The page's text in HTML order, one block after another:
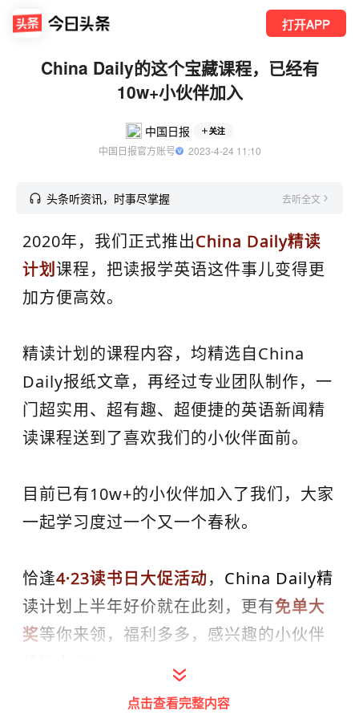
打开APP
China Daily的这个宝藏课程，已经有
10w+小伙伴加入
中国日报 关注
中国日报官方账号
  2023-4-24 11:10
头条听资讯，时事尽掌握 去听全文
2020年，我们正式推出China Daily精读
计划课程，把读报学英语这件事儿变得更
加方便高效。
精读计划的课程内容，均精选自China
Daily报纸文章，再经过专业团队制作，一
门超实用、超有趣、超便捷的英语新闻精
读课程送到了喜欢我们的小伙伴面前。
目前已有10w+的小伙伴加入了我们，大家
一起学习度过一个又一个春秋。
恰逢4·23读书日大促活动， China Daily精
读计划上半年好价就在此刻，更有免单大
奖等你来领，福利多多，感兴趣的小伙伴
活动时间：4月23日-4月30日
点击查看完整内容